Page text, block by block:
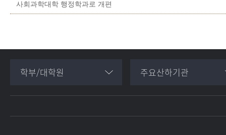
사회과학대학 행정학과로 개편
학부/대학원 주요산하기관